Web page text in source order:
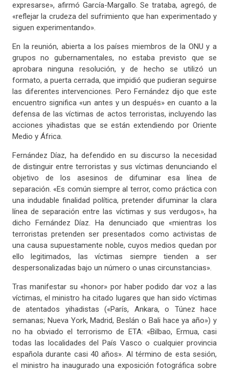
expresarse», afirmó García-Margallo. Se trataba, agregó, de
«reflejar la crudeza del sufrimiento que han experimentado y
siguen experimentando».
En la reunión, abierta a los países miembros de la ONU y a
grupos no gubernamentales, no estaba previsto que se
aprobara ninguna resolución, y de hecho se utilizó un
formato, a puerta cerrada, que impidió que pudieran seguirse
las diferentes intervenciones. Pero Fernández dijo que este
encuentro significa «un antes y un después» en cuanto a la
defensa de las víctimas de actos terroristas, incluyendo las
acciones yihadistas que se están extendiendo por Oriente
Medio y África.
Fernández Díaz, ha defendido en su discurso la necesidad
de distinguir entre terroristas y sus víctimas denunciando el
objetivo de los asesinos de difuminar esa línea de
separación. «Es común siempre al terror, como práctica con
una indudable finalidad política, pretender difuminar la clara
línea de separación entre las víctimas y sus verdugos», ha
dicho Fernández Díaz. Ha denunciado que «mientras los
terroristas pretenden ser presentados como activistas de
una causa supuestamente noble, cuyos medios quedan por
ello legitimados, las víctimas siempre tienden a ser
despersonalizadas bajo un número o unas circunstancias».
Tras manifestar su «honor» por haber podido dar voz a las
víctimas, el ministro ha citado lugares que han sido víctimas
de atentados yihadistas («París, Ankara, o Túnez hace
semanas; Nueva York, Madrid, Beslán o Bali hace ya año») y
no ha obviado el terrorismo de ETA: «Bilbao, Ermua, casi
todas las localidades del País Vasco o cualquier provincia
española durante casi 40 años». Al término de esta sesión,
el ministro ha inaugurado una exposición fotográfica sobre